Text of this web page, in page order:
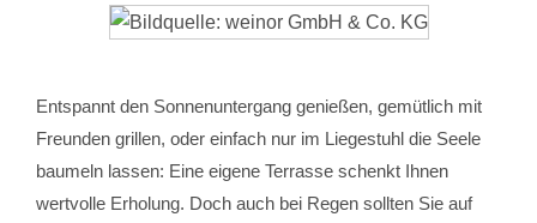
Entspannt den Sonnenuntergang genießen, gemütlich mit
Freunden grillen, oder einfach nur im Liegestuhl die Seele
baumeln lassen: Eine eigene Terrasse schenkt Ihnen
wertvolle Erholung. Doch auch bei Regen sollten Sie auf